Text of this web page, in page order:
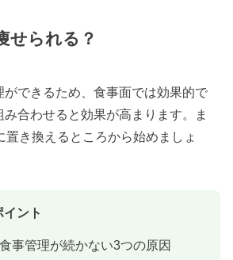
せられる？
ができるため、食事面では効果的で
合わせると効果が高まります。ま
置き換えるところから始めましょ
ント
事管理が続かない3つの原因